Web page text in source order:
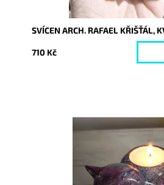
SVÍCEN ARCH. RAFAEL KŘIŠŤÁL,
710 Kč